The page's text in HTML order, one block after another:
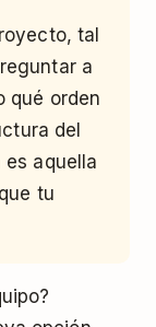
tal
a
qué orden
del
es aquella
tu